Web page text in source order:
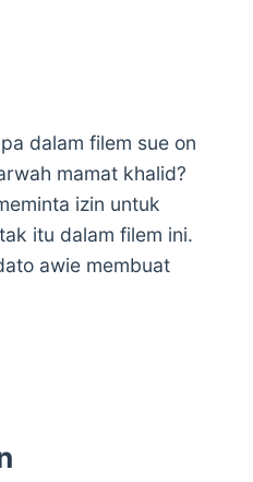
dalam filem sue on
mamat khalid?
izin untuk
itu dalam filem ini.
awie membuat